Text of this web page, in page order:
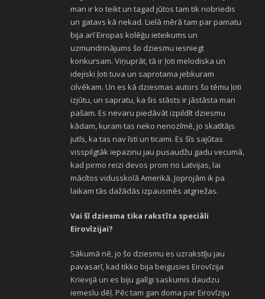
man ir ko teikt un tagad jūtos tam tik nobriedis
un gatavs kā nekad. Lielā mērā tam par pamatu
bija arī Eiropas kolēģu ieteikums un
uzmundrinājums šo dziesmu iesniegt
konkursam. Viņuprāt, tā ir ļoti melodiska un
idejiski ļoti tuva un saprotama jebkuram
cilvēkam. Un es kā dziesmas autors šo tēmu ļoti
izjūtu, un sapratu, ka šis stāsts ir jāstāsta man
pašam. Es nevaru piedāvāt izpildīt dziesmu
kādam, kuram tas neko nenozīmē, jo skatītājs
jutīs, ka tas nav īsti un ticami. Es šīs sajūtas
visspilgtāk iepazinu jau pusaudžu gadu vecumā,
kad pirmo reizi devos prom no Latvijas, lai
mācītos vidusskolā Amerikā. Joprojām ik pa
laikam tās dažādās izpausmēs atgriežas.
Vai šī dziesma tika rakstīta speciāli
Eirovīzijai?
Sākumā nē, jo šo dziesmu es uzrakstīju jau
pavasarī, kad tikko bija beigusies Eirovīzija
Krievijā un es biju galīgi saskumis daudzu
iemeslu dēļ. Pēc tam gan doma par Eirovīziju